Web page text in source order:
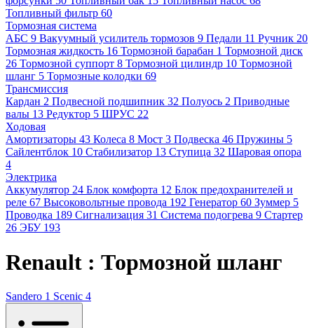
Топливный фильтр 60
Тормозная система
АБС 9 Вакуумный усилитель тормозов 9 Педали 11 Ручник 20
Тормозная жидкость 16 Тормозной барабан 1 Тормозной диск
26 Тормозной суппорт 8 Тормозной цилиндр 10 Тормозной
шланг 5 Тормозные колодки 69
Трансмиссия
Кардан 2 Подвесной подшипник 32 Полуось 2 Приводные
валы 13 Редуктор 5 ШРУС 22
Ходовая
Амортизаторы 43 Колеса 8 Мост 3 Подвеска 46 Пружины 5
Сайлентблок 10 Стабилизатор 13 Ступица 32 Шаровая опора
4
Электрика
Аккумулятор 24 Блок комфорта 12 Блок предохранителей и
реле 67 Высоковольтные провода 192 Генератор 60 Зуммер 5
Проводка 189 Сигнализация 31 Система подогрева 9 Стартер
26 ЭБУ 193
Renault : Тормозной шланг
Sandero 1 Scenic 4